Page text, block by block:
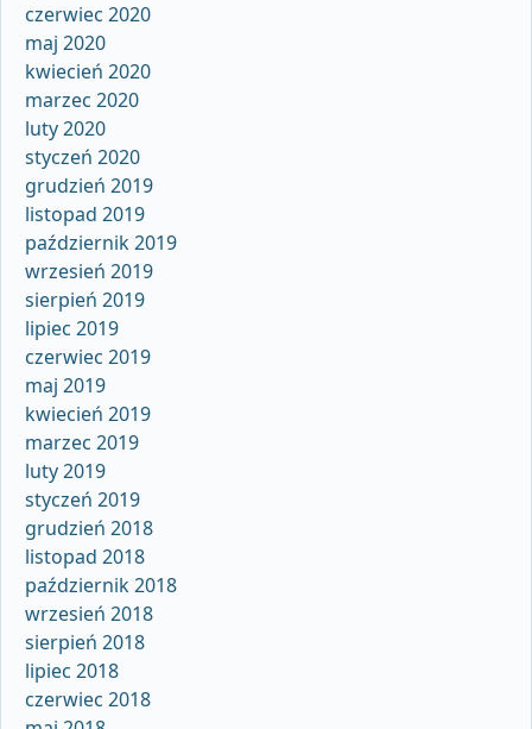
czerwiec 2020
maj 2020
kwiecień 2020
marzec 2020
luty 2020
styczeń 2020
grudzień 2019
listopad 2019
październik 2019
wrzesień 2019
sierpień 2019
lipiec 2019
czerwiec 2019
maj 2019
kwiecień 2019
marzec 2019
luty 2019
styczeń 2019
grudzień 2018
listopad 2018
październik 2018
wrzesień 2018
sierpień 2018
lipiec 2018
czerwiec 2018